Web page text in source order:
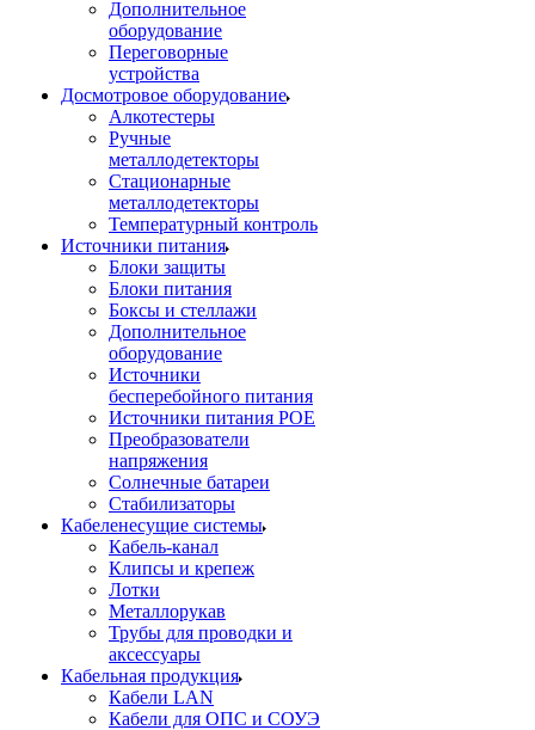
Дополнительное
оборудование
Переговорные
устройства
Досмотровое оборудование
Алкотестеры
Ручные
металлодетекторы
Стационарные
металлодетекторы
Температурный контроль
Источники питания
Блоки защиты
Блоки питания
Боксы и стеллажи
Дополнительное
оборудование
Источники
бесперебойного питания
Источники питания POE
Преобразователи
напряжения
Солнечные батареи
Стабилизаторы
Кабеленесущие системы
Кабель-канал
Клипсы и крепеж
Лотки
Металлорукав
Трубы для проводки и
аксессуары
Кабельная продукция
Кабели LAN
Кабели для ОПС и СОУЭ